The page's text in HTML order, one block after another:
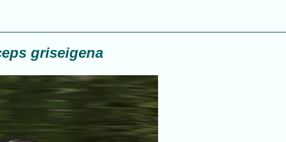
griseigena